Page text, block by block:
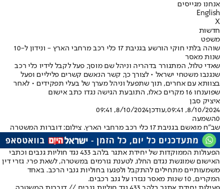
אנחנו מגייסים
English
X
חדשות
משפט
שוהה בלתי חוקי הורשע בגניבת 17 כלי רכב מרחבי הארץ - ונידון ל-10
שנות מאסר
שאדי טלול, המתגורר בדהריה וניהל שם מוסך, פעל לקבל לידיו כלי רכב
שנגנבו משטחי ישראל • לצורך כך, קשר הנאשם קשרים פליליים ופעל
בצוותא עם אחרים, תוך שתפעל וניהל מערך של בעלי תפקידים • לאחר
שפוענחו 16 מקרים כאלו, התובעת הגישה נגדו כתב אישום
איציק סבן
8/10/2024, 09:41
,עודכן8/10/2024, 09:41
0השמעה
שב״ח מואשם בגניבת 17 כלי רכב מרחבי הארץ. צילום: דוברות המשטרה
הפעולות הממוקדות של יחידת אתגר בלהב 433 נגד חוליות גנבים וכתבי
האישום שמוגשת נגדם החלו, לטענת גורמים במשטרה, לשאת פרי. גזרי דין
משמעותיים מתחילים להתקבל ולפגעו בחוליות גנבי הרכב. באחד
המקרים, 10 שנות מאסר נגזרו על גנב רכבים.